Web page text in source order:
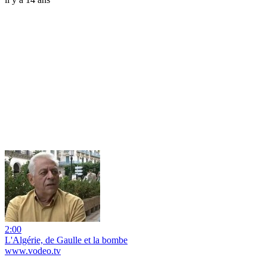
2:00
L'Algérie, de Gaulle et la bombe
www.vodeo.tv